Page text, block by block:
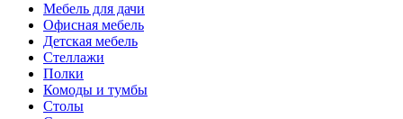
Мебель для дачи
Офисная мебель
Детская мебель
Стеллажи
Полки
Комоды и тумбы
Столы